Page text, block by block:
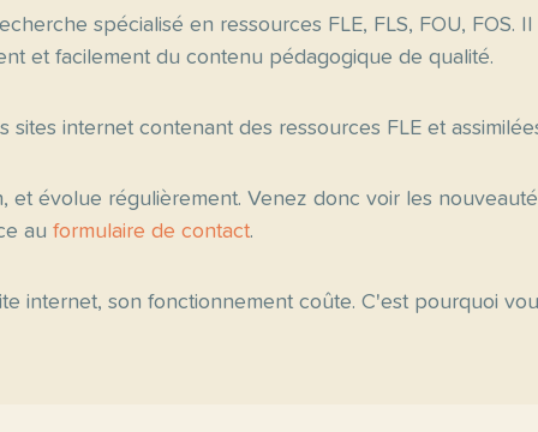
spécialisé en ressources FLE, FLS, FOU, FOS.
et facilement du contenu pédagogique de qualité.
internet contenant des ressources FLE et
et évolue régulièrement. Venez donc voir les
au formulaire de contact.
internet, son fonctionnement coûte. C'est pourquoi